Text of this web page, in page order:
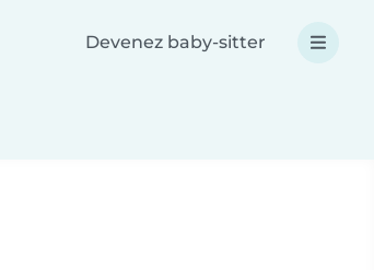
Devenez baby-sitter